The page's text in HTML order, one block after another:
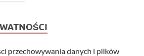
przechowywania danych i plików